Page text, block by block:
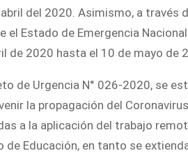
del 2020. Asimismo, a través
el Estado de Emergencia
de 2020 hasta el 10 de mayo de
de Urgencia N° 026-2020, se
la propagación del
a la aplicación del trabajo
Educación, en tanto se